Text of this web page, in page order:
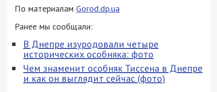
По материалам Gorod.dp.ua
Ранее мы сообщали:
В Днепре изуродовали четыре
исторических особняка: фото
Чем знаменит особняк Тиссена в Днепре
и как он выглядит сейчас (фото)